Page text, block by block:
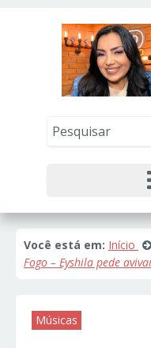
Você está em: Início
Fogo – Eyshila pede
Músicas
para lembrar e entender
site, analisar seu uso de
serviços, ajudar com
marketing e fornecer
Política de